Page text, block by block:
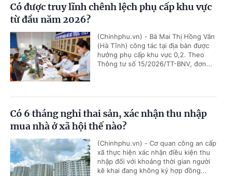
Có được truy lĩnh chênh lệch phụ cấp khu vực
từ đầu năm 2026?
(Chinhphu.vn) - Bà Mai Thị Hồng Vân
(Hà Tĩnh) công tác tại địa bàn được
hưởng phụ cấp khu vực 0,2. Theo
Thông tư số 15/2026/TT-BNV, đơn...
Có 6 tháng nghỉ thai sản, xác nhận thu nhập
mua nhà ở xã hội thế nào?
(Chinhphu.vn) - Cơ quan công an cấp
xã thực hiện xác nhận điều kiện thu
nhập đối với khoảng thời gian người
kê khai đang không ký hợp đồng...